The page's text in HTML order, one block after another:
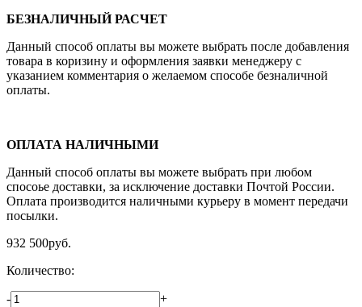
БЕЗНАЛИЧНЫЙ РАСЧЕТ
Данный способ оплаты вы можете выбрать после добавления
товара в коризину и оформления заявки менеджеру c
указанием комментария о желаемом способе безналичной
оплаты.
ОПЛАТА НАЛИЧНЫМИ
Данный способ оплаты вы можете выбрать при любом
спосоье доставки, за исключение доставки Почтой России.
Оплата производится наличными курьеру в момент передачи
посылки.
932 500руб.
Количество:
-
+